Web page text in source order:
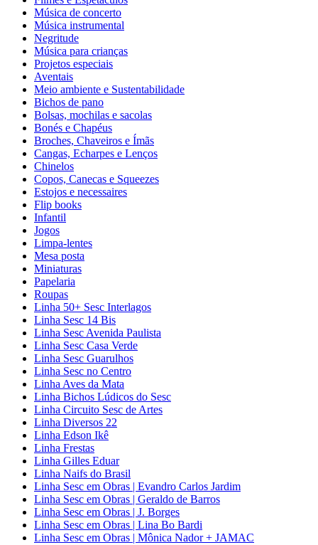
Música de concerto
Música instrumental
Negritude
Música para crianças
Projetos especiais
Aventais
Meio ambiente e Sustentabilidade
Bichos de pano
Bolsas, mochilas e sacolas
Bonés e Chapéus
Broches, Chaveiros e Ímãs
Cangas, Echarpes e Lenços
Chinelos
Copos, Canecas e Squeezes
Estojos e necessaires
Flip books
Infantil
Jogos
Limpa-lentes
Mesa posta
Miniaturas
Papelaria
Roupas
Linha 50+ Sesc Interlagos
Linha Sesc 14 Bis
Linha Sesc Avenida Paulista
Linha Sesc Casa Verde
Linha Sesc Guarulhos
Linha Sesc no Centro
Linha Aves da Mata
Linha Bichos Lúdicos do Sesc
Linha Circuito Sesc de Artes
Linha Diversos 22
Linha Edson Ikê
Linha Frestas
Linha Gilles Eduar
Linha Naifs do Brasil
Linha Sesc em Obras | Evandro Carlos Jardim
Linha Sesc em Obras | Geraldo de Barros
Linha Sesc em Obras | J. Borges
Linha Sesc em Obras | Lina Bo Bardi
Linha Sesc em Obras | Mônica Nador + JAMAC